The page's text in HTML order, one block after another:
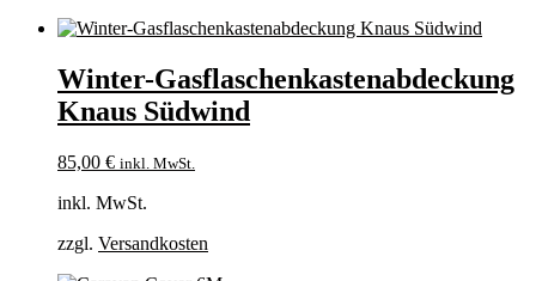
Winter-Gasflaschenkastenabdeckung
Knaus Südwind
85,00 € inkl. MwSt.
inkl. MwSt.
zzgl. Versandkosten